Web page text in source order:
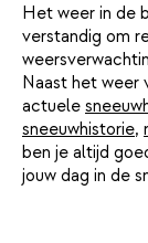
Het weer in de
verstandig om
Naast het weer
actuele
sneeuwhistorie,
ben je altijd
jouw dag in de